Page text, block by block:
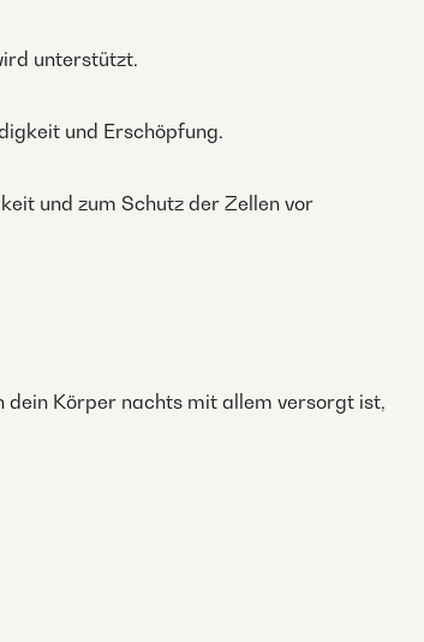
unterstützt.
und Erschöpfung.
und zum Schutz der Zellen vor
dein Körper nachts mit allem versorgt ist,